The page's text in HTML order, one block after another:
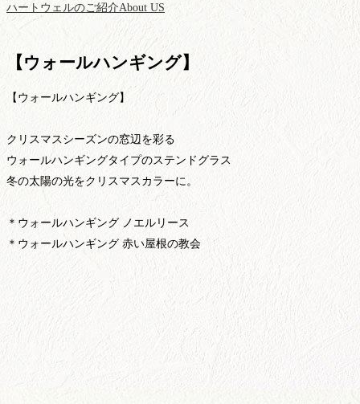
ハートウェルのご紹介About US
【ウォールハンギング】
【ウォールハンギング】
クリスマスシーズンの窓辺を彩る
ウォールハンギングタイプのステンドグラス
冬の太陽の光をクリスマスカラーに。
＊ウォールハンギング ノエルリース
＊ウォールハンギング 赤い屋根の教会